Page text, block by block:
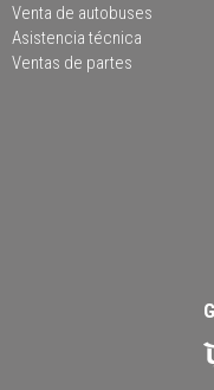
Venta de autobuses
Asistencia técnica
Ventas de partes